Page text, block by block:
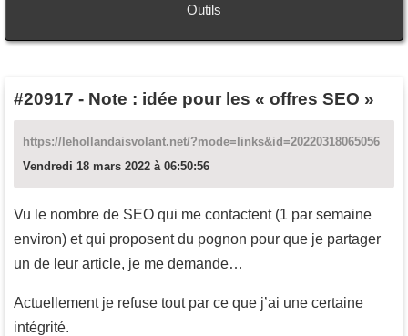
Outils
#20917 - Note : idée pour les « offres SEO »
https://lehollandaisvolant.net/?mode=links&id=20220318065056
Vendredi 18 mars 2022 à 06:50:56
Vu le nombre de SEO qui me contactent (1 par semaine
environ) et qui proposent du pognon pour que je partager
un de leur article, je me demande…
Actuellement je refuse tout par ce que j’ai une certaine
intégrité.